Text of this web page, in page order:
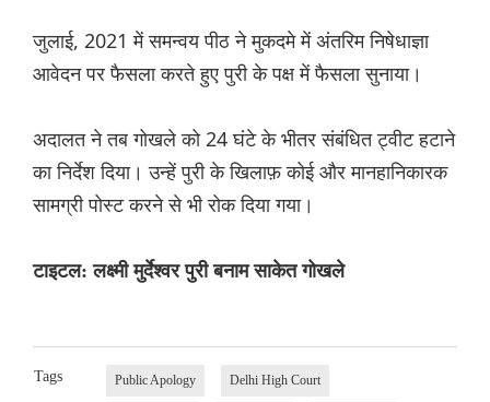
जुलाई, 2021 में समन्वय पीठ ने मुकदमे में अंतरिम निषेधाज्ञा
आवेदन पर फैसला करते हुए पुरी के पक्ष में फैसला सुनाया।
अदालत ने तब गोखले को 24 घंटे के भीतर संबंधित ट्वीट हटाने
का निर्देश दिया। उन्हें पुरी के खिलाफ़ कोई और मानहानिकारक
सामग्री पोस्ट करने से भी रोक दिया गया।
टाइटल: लक्ष्मी मुर्देश्वर पुरी बनाम साकेत गोखले
Tags Public Apology Delhi High Court